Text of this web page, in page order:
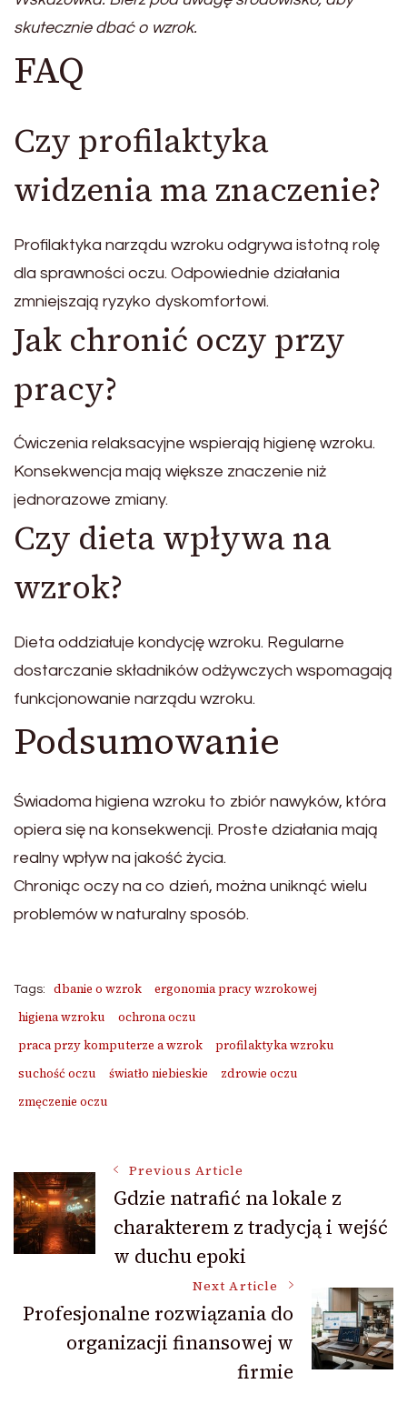
skutecznie dbać o wzrok.
FAQ
Czy profilaktyka
widzenia ma znaczenie?
Profilaktyka narządu wzroku odgrywa istotną rolę
dla sprawności oczu. Odpowiednie działania
zmniejszają ryzyko dyskomfortowi.
Jak chronić oczy przy
pracy?
Ćwiczenia relaksacyjne wspierają higienę wzroku.
Konsekwencja mają większe znaczenie niż
jednorazowe zmiany.
Czy dieta wpływa na
wzrok?
Dieta oddziałuje kondycję wzroku. Regularne
dostarczanie składników odżywczych wspomagają
funkcjonowanie narządu wzroku.
Podsumowanie
Świadoma higiena wzroku to zbiór nawyków, która
opiera się na konsekwencji. Proste działania mają
realny wpływ na jakość życia.
Chroniąc oczy na co dzień, można uniknąć wielu
problemów w naturalny sposób.
Tags: dbanie o wzrok
ergonomia pracy wzrokowej
higiena wzroku
ochrona oczu
praca przy komputerze a wzrok
profilaktyka wzroku
suchość oczu
światło niebieskie
zdrowie oczu
zmęczenie oczu
Post
Navigation
Previous Article
Gdzie natrafić na lokale z
charakterem z tradycją i wejść
w duchu epoki
Next Article
Profesjonalne rozwiązania do
organizacji finansowej w
firmie